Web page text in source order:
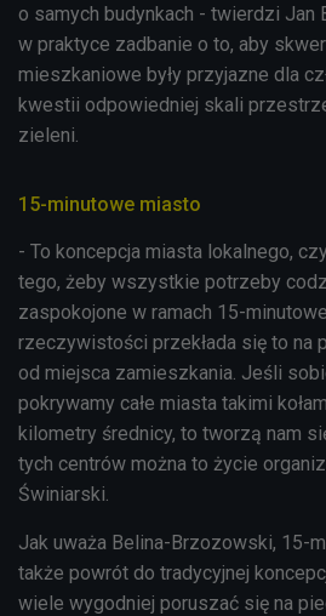
o samych budynkach - twierdzi Jan
w praktyce zadbanie o to, aby
mieszkaniowe były przyjazne dla
kwestii odpowiedniej skali
zieleni.
15-minutowe miasto
- To koncepcja miasta lokalnego,
tego, żeby wszystkie potrzeby
zaspokojone w ramach 15-
rzeczywistości przekłada się to na
od miejsca zamieszkania. Jeśli
pokrywamy całe miasta takimi
kilometry średnicy, to tworzą nam
tych centrów można to życie
Świniarski.
Jak uważa Belina-Brzozowski, 15-
także powrót do tradycyjnej
wiele wygodniej poruszać się na